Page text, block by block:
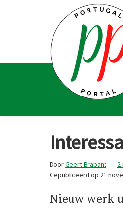
hoofdnavigatie
Portal
en
fanaten
DoorGeert Brabant
2
Gepubliceerd op 21
Nieuw werk